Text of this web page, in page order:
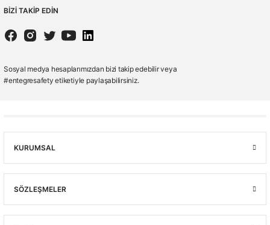
BİZİ TAKİP EDİN
Sosyal medya hesaplarımızdan bizi takip edebilir veya
#entegresafety etiketiyle paylaşabilirsiniz.
KURUMSAL
SÖZLEŞMELER